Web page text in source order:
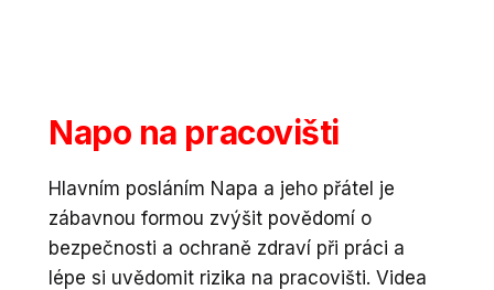
Napo na pracovišti
Hlavním posláním Napa a jeho přátel je
zábavnou formou zvýšit povědomí o
bezpečnosti a ochraně zdraví při práci a
lépe si uvědomit rizika na pracovišti. Videa